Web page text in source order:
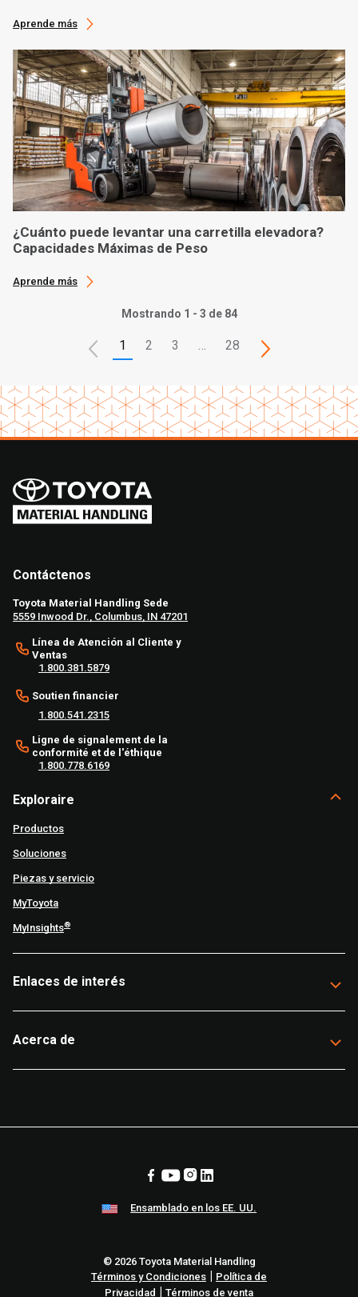
Aprende más
¿Cuánto puede levantar una carretilla elevadora?
Capacidades Máximas de Peso
Aprende más
Mostrando 1 - 3 de 84
1 2 3 28
Contáctenos
Toyota Material Handling Sede
5559 Inwood Dr., Columbus, IN 47201
Línea de Atención al Cliente y
Ventas
1.800.381.5879
Soutien financier
1.800.541.2315
Ligne de signalement de la
conformité et de l'éthique
1.800.778.6169
Exploraire
Productos
Soluciones
Piezas y servicio
MyToyota
MyInsights®
Enlaces de interés
Acerca de
Ensamblado en los EE. UU.
© 2026 Toyota Material Handling
Términos y Condiciones | Política de
Privacidad | Términos de venta